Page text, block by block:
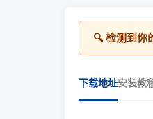
🔍 检测到你
下载地址安装教